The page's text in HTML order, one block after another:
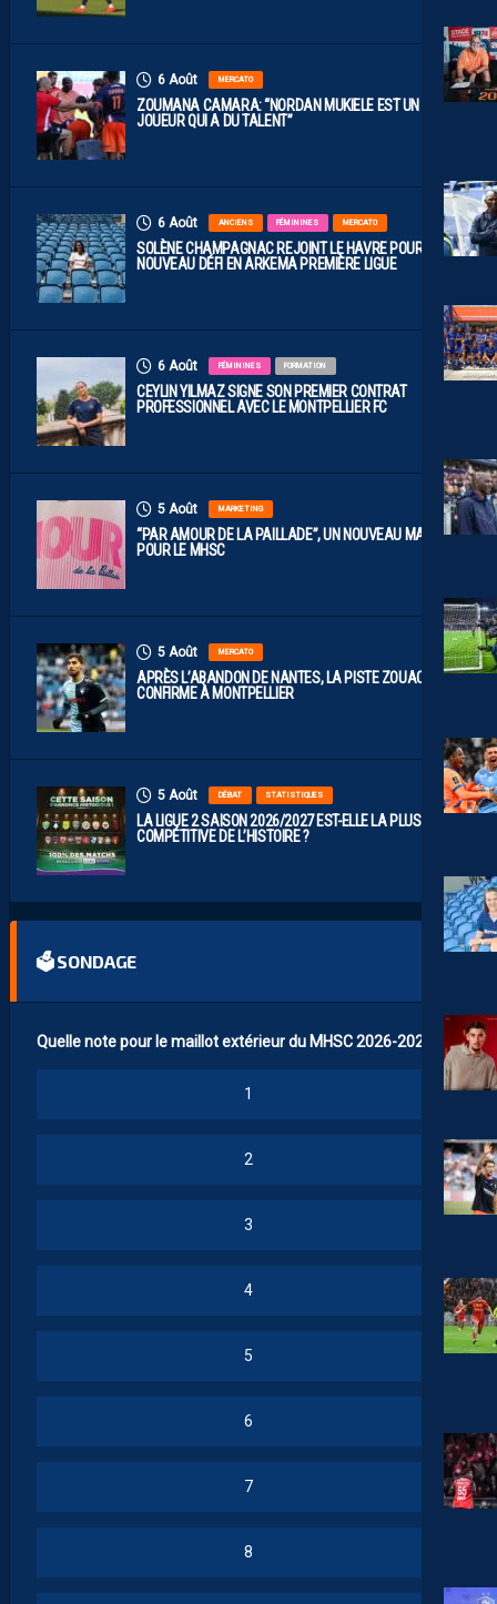
6 Août MERCATO
ZOUMANA CAMARA: “NORDAN MUKIELE EST UN
JOUEUR QUI A DU TALENT”
6 Août ANCIENS FÉMININES MERCATO
SOLÈNE CHAMPAGNAC REJOINT LE HAVRE POUR UN
NOUVEAU DÉFI EN ARKEMA PREMIÈRE LIGUE
6 Août FÉMININES FORMATION
CEYLIN YILMAZ SIGNE SON PREMIER CONTRAT
PROFESSIONNEL AVEC LE MONTPELLIER FC
5 Août MARKETING
“PAR AMOUR DE LA PAILLADE”, UN NOUVEAU MAILLOT
POUR LE MHSC
5 Août MERCATO
APRÈS L’ABANDON DE NANTES, LA PISTE ZOUAOUI SE
CONFIRME À MONTPELLIER
5 Août DÉBAT STATISTIQUES
LA LIGUE 2 SAISON 2026/2027 EST-ELLE LA PLUS
COMPÉTITIVE DE L’HISTOIRE ?
🗳 SONDAGE
Quelle note pour le maillot extérieur du MHSC 2026-2027 ?
1
2
3
4
5
6
7
8